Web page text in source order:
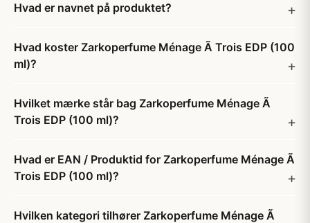
Hvad er navnet på produktet?
Hvad koster Zarkoperfume Ménage Ã Trois EDP (100
ml)?
Hvilket mærke står bag Zarkoperfume Ménage Ã
Trois EDP (100 ml)?
Hvad er EAN / Produktid for Zarkoperfume Ménage Ã
Trois EDP (100 ml)?
Hvilken kategori tilhører Zarkoperfume Ménage Ã